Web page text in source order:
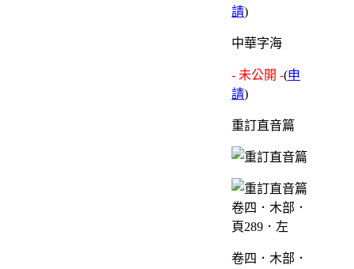
請)
中華字海
- 未公開 -(申
請)
重訂直音篇
卷四．木部．